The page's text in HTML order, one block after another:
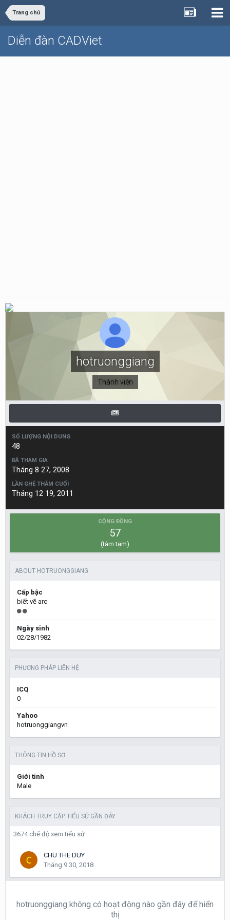
Trang chủ
Diễn đàn CADViet
hotruonggiang
Thành viên
SỐ LƯỢNG NỘI DUNG
48
ĐÃ THAM GIA
Tháng 8 27, 2008
LẦN GHÉ THĂM CUỐI
Tháng 12 19, 2011
CỘNG ĐỒNG
57
(tàm tạm)
ABOUT HOTRUONGGIANG
Cấp bậc
biết vẽ arc
Ngày sinh
02/28/1982
PHƯƠNG PHÁP LIÊN HỆ
ICQ
0
Yahoo
hotruonggiangvn
THÔNG TIN HỒ SƠ
Giới tính
Male
KHÁCH TRUY CẬP TIỂU SỬ GẦN ĐÂY
3674 chế độ xem tiểu sử
CHU THE DUY
Tháng 9 30, 2018
hotruonggiang không có hoạt động nào gần đây để hiển
thị